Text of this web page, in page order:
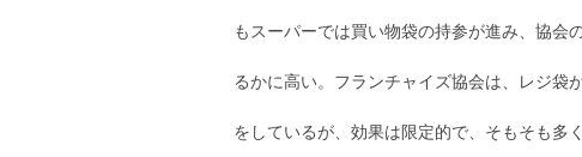
もスーパーでは買い物袋の持参が進み、協会
るかに高い。フランチャイズ協会は、レジ袋
をしているが、効果は限定的で、そもそも多